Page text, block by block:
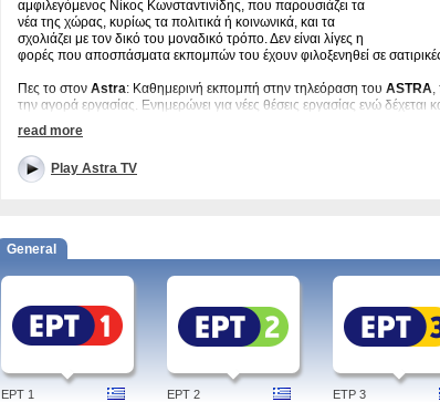
αμφιλεγόμενος Νίκος Κωνσταντινίδης, που παρουσιάζει τα
νέα της χώρας, κυρίως τα πολιτικά ή κοινωνικά, και τα
σχολιάζει με τον δικό του μοναδικό τρόπο. Δεν είναι λίγες η
φορές που αποσπάσματα εκπομπών του έχουν φιλοξενηθεί σε
Πες το στον Astra: Καθημερινή εκπομπή στην τηλεόραση του ASTRA,
την αγορά εργασίας. Ενημερώνει για νέες θέσεις εργασίας ενώ
τους για επαγγελματική αποκατάσταση
Πρωινή Ατζέντα: Καθημερινή πρωινή ενημερωτική εκπομπή που
Μαγνησίας μέσα από την τηλεόραση του
Δελτίο Ειδήσεων, Αγάπη Τηλεοπτική, Black&White, Παράθυρο στη
Κόντρα και Ρήξη, Ελληνιστί, Θεσσαλική Γη
Tags: astra tv, live, ειδήσεις, volos, αγαπη τηλεοπτικη, programma,
read more
Play Astra TV
General
EPT 1 EPT 2 ETP 3